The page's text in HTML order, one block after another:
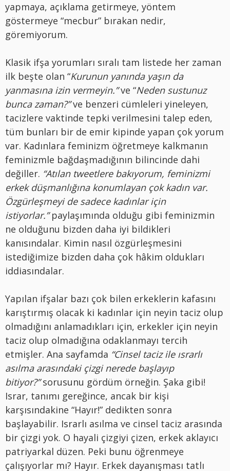
yapmaya, açıklama getirmeye, yöntem
göstermeye “mecbur” bırakan nedir,
göremiyorum.
Klasik ifşa yorumları sıralı tam listede her zaman
ilk beşte olan “Kurunun yanında yaşın da
yanmasına izin vermeyin.”ve “Neden sustunuz
bunca zaman?”ve benzeri cümleleri yineleyen,
tacizlere vaktinde tepki verilmesini talep eden,
tüm bunları bir de emir kipinde yapan çok yorum
var. Kadınlara feminizm öğretmeye kalkmanın
feminizmle bağdaşmadığının bilincinde dahi
değiller. “Atılan tweetlere bakıyorum, feminizmi
erkek düşmanlığına konumlayan çok kadın var.
Özgürleşmeyi de sadece kadınlar için
istiyorlar.”paylaşımında olduğu gibi feminizmin
ne olduğunu bizden daha iyi bildikleri
kanısındalar. Kimin nasıl özgürleşmesini
istediğimize bizden daha çok hâkim oldukları
iddiasındalar.
Yapılan ifşalar bazı çok bilen erkeklerin kafasını
karıştırmış olacak ki kadınlar için neyin taciz olup
olmadığını anlamadıkları için, erkekler için neyin
taciz olup olmadığına odaklanmayı tercih
etmişler. Ana sayfamda “Cinsel taciz ile ısrarlı
asılma arasındaki çizgi nerede başlayıp
bitiyor?”sorusunu gördüm örneğin. Şaka gibi!
Israr, tanımı gereğince, ancak bir kişi
karşısındakine “Hayır!” dedikten sonra
başlayabilir. Israrlı asılma ve cinsel taciz arasında
bir çizgi yok. O hayali çizgiyi çizen, erkek aklayıcı
patriyarkal düzen. Peki bunu öğrenmeye
çalışıyorlar mı? Hayır. Erkek dayanışması tatlı